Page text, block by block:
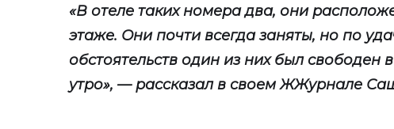
«В отеле таких номера два, они
этаже. Они почти всегда заняты, но по
обстоятельств один из них был свободен
утро», — рассказал в своемЖЖурнале